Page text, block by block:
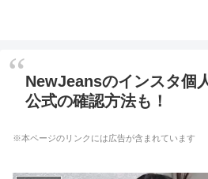
NewJeansのインスタ個
公式の確認方法も！
※本ページのリンクには広告が含まれています